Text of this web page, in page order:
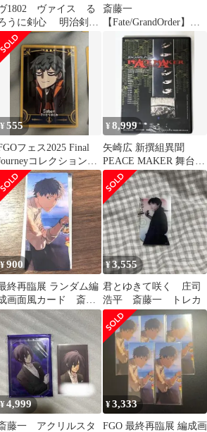
1802 ヴァイス る
うに剣心 明治剣客
漫譚 S115 デッ
キ パーツ
斎藤一
【Fate/GrandOrder】ウ
エハースカード
¥555
フェス2025 Final
コレクションカ
ド斎藤一 斉藤一
¥8,999
矢崎広 新撰組異聞
PEACE MAKER 舞台
DVD 未使用 未視聴 レ
ア
¥900
終再臨展 ランダム編
画面風カード 斎藤
¥3,555
君とゆきて咲く 庄司
浩平 斎藤一 トレカ
¥4,999
藤一 アクリルスタ
¥3,333
FGO 最終再臨展 編成画